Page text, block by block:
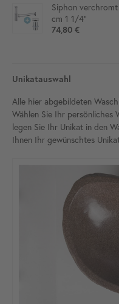
Siphon verchromt
cm 1 1/4"
74,80 €
Unikatauswahl
Alle hier abgebildeten
Wählen Sie Ihr persönliches
legen Sie Ihr Unikat in den
Ihnen Ihr gewünschtes